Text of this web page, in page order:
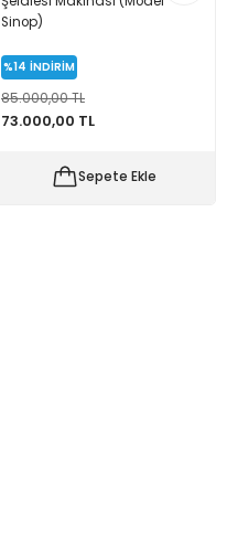
Sinop)
%14 İNDİRİM
85.000,00 TL
73.000,00 TL
Sepete Ekle